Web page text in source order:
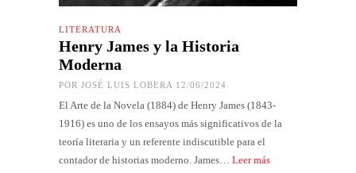
LITERATURA
Henry James y la Historia
Moderna
POR JOSÉ LUIS LOBERA 12/06/2024
El Arte de la Novela (1884) de Henry James (1843-
1916) es uno de los ensayos más significativos de la
teoría literaria y un referente indiscutible para el
contador de historias moderno. James… Leer más